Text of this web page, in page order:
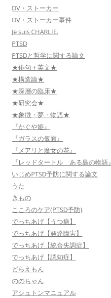
DV・ストーカー
DV・ストーカー事件
Je suis CHARLIE.
PTSD
PTSDと哲学に関する論文
★俳句＋英文★
★構造論★
★深層の臨床★
★研究会★
★象徴・夢・物語★
『かぐや姫』
『ガラスの仮面』
『メアリと魔女の花』
『レッドタートル ある島の物語』
いじめPTSD予防に関する論文
うた
きもの
こころのケア(PTSD予防)
でっちあげ【うつ病】
でっちあげ【発達障害】
でっちあげ【統合失調症】
でっちあげ【認知症】
どらえもん
ののちゃん
アシュトンマニュアル